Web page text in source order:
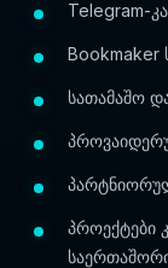
Telegram-
Bookmaker
სათამაშო
პროექტები